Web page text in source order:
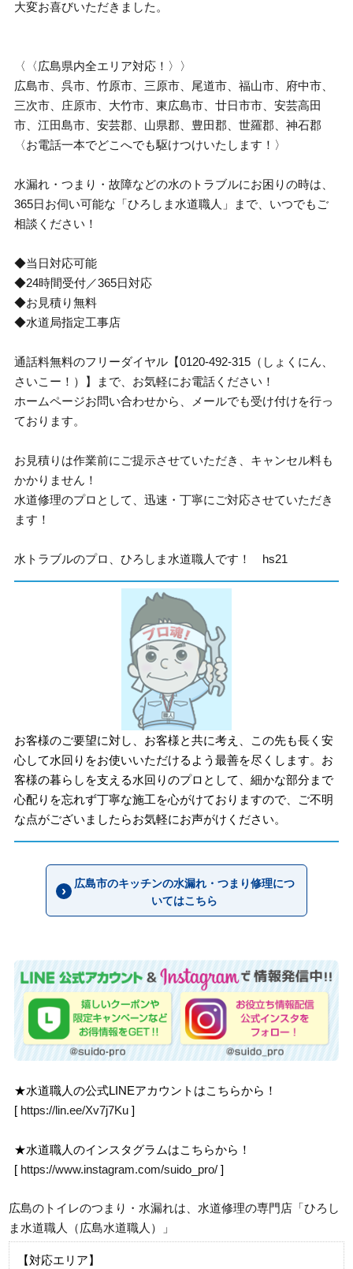
大変お喜びいただきました。
〈〈広島県内全エリア対応！〉〉
広島市、呉市、竹原市、三原市、尾道市、福山市、府中市、
三次市、庄原市、大竹市、東広島市、廿日市市、安芸高田
市、江田島市、安芸郡、山県郡、豊田郡、世羅郡、神石郡
〈お電話一本でどこへでも駆けつけいたします！〉
水漏れ・つまり・故障などの水のトラブルにお困りの時は、
365日お伺い可能な「ひろしま水道職人」まで、いつでもご
相談ください！
◆当日対応可能
◆24時間受付／365日対応
◆お見積り無料
◆水道局指定工事店
通話料無料のフリーダイヤル【0120-492-315（しょくにん、
さいこー！）】まで、お気軽にお電話ください！
ホームページお問い合わせから、メールでも受け付けを行っ
ております。
お見積りは作業前にご提示させていただき、キャンセル料も
かかりません！
水道修理のプロとして、迅速・丁寧にご対応させていただき
ます！
水トラブルのプロ、ひろしま水道職人です！ hs21
お客様のご要望に対し、お客様と共に考え、この先も長く安
心して水回りをお使いいただけるよう最善を尽くします。お
客様の暮らしを支える水回りのプロとして、細かな部分まで
心配りを忘れず丁寧な施工を心がけておりますので、ご不明
な点がございましたらお気軽にお声がけください。
広島市のキッチンの水漏れ・つまり修理につ
いてはこちら
★水道職人の公式LINEアカウントはこちらから！
[ https://lin.ee/Xv7j7Ku ]
★水道職人のインスタグラムはこちらから！
[ https://www.instagram.com/suido_pro/ ]
広島のトイレのつまり・水漏れは、水道修理の専門店「ひろし
ま水道職人（広島水道職人）」
【対応エリア】